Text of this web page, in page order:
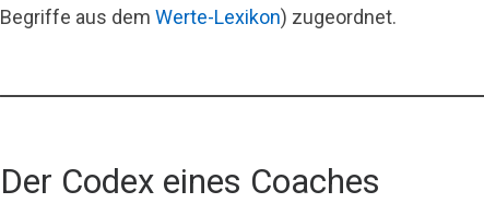
Begriffe aus dem Werte-Lexikon) zugeordnet.
Der Codex eines Coaches